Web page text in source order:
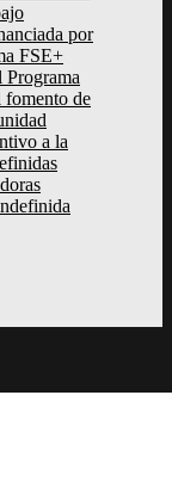
por
FSE+
Programa
fomento de
a la